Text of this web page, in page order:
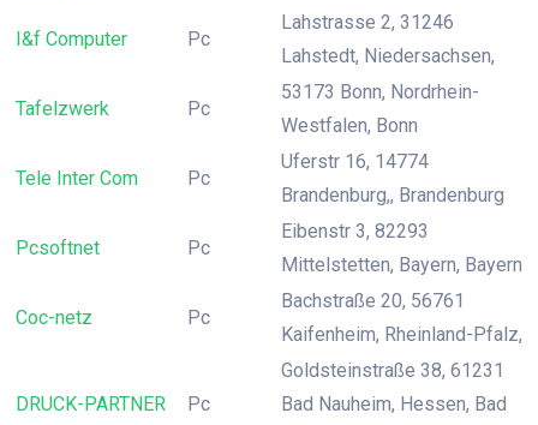
I&f Computer Pc
Lahstrasse 2, 31246
Lahstedt, Niedersachsen,
Tafelzwerk Pc
53173 Bonn, Nordrhein-
Westfalen, Bonn
Tele Inter Com Pc
Uferstr 16, 14774
Brandenburg,, Brandenburg
Pcsoftnet Pc
Eibenstr 3, 82293
Mittelstetten, Bayern, Bayern
Coc-netz Pc
Bachstraße 20, 56761
Kaifenheim, Rheinland-Pfalz,
DRUCK-PARTNER Pc
Goldsteinstraße 38, 61231
Bad Nauheim, Hessen, Bad